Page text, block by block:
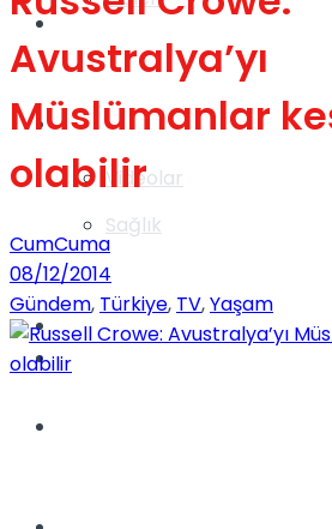
Videolar
Gündem
Gündem
Yaşam
Sağlık
TV
Avustralya’yı
Müslümanlar
olabilir
CumCuma
08/12/2014
Gündem, Türkiye, TV,Yaşam